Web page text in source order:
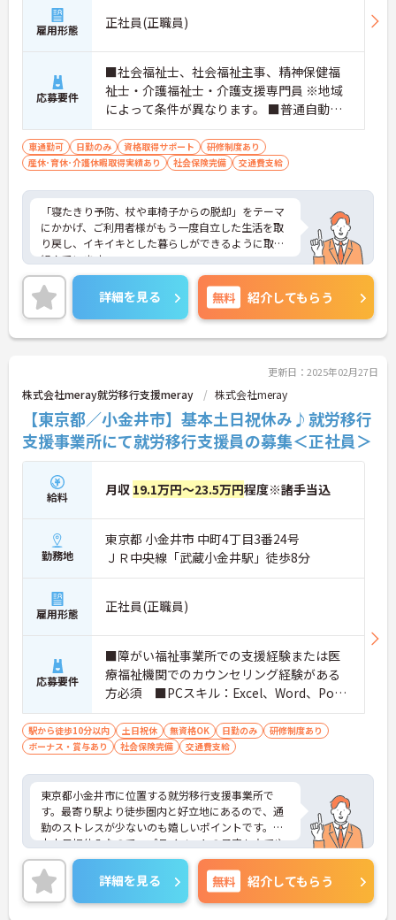
雇用形態 正社員(正職員)
応募要件
■社会福祉士、社会福祉主事、精神保健福
祉士・介護福祉士・介護支援専門員 ※地域
によって条件が異なります。 ■普通自動車
免許（AT限定可） ※未経験可、ブランク可
車通勤可 日勤のみ 資格取得サポート
研修制度あり
産休･育休･介護休暇取得実績あり
社会保険完備 交通費支給
「寝たきり予防、杖や車椅子からの脱却」をテーマ
にかかげ、ご利用者様がもう一度自立した生活を取
り戻し、イキイキとした暮らしができるように取り
組んでいます。
整骨院からスタートした法人で、現在も店舗を増や
し続けている安定感のある母体です。事業拡大傾向
にあるため、頑張り次第ではキャリアアップも見込
めるます。複数の店舗を経営しているノウハウを生
かした研修制度も自身の成長に繋がります。自立支
ご興味のある方はお気軽にお問い合わせ下さいま
せ。
詳細を見る 無料 紹介してもらう
更新日：2025年02月27日
株式会社meray就労移行支援meray 株式会社meray
【東京都／小金井市】基本土日祝休み♪就労移行
支援事業所にて就労移行支援員の募集＜正社員＞
給料 月収 19.1万円～23.5万円程度※諸手当込
勤務地
東京都 小金井市 中町4丁目3番24号
ＪＲ中央線「武蔵小金井駅」徒歩8分
雇用形態 正社員(正職員)
応募要件
■障がい福祉事業所での支援経験または医
療福祉機関でのカウンセリング経験がある
方必須 ■PCスキル：Excel、Word、Powe
rPointの操作が可能な方必須 ■無資格
可 ■あれば尚可：精神保健福祉士／社会
福祉士／心理系の資格／一般企業での就労
駅から徒歩10分以内 土日祝休 無資格OK 日勤のみ
研修制度あり
ボーナス・賞与あり
社会保険完備 交通費支給
東京都小金井市に位置する就労移行支援事業所で
す。最寄り駅より徒歩圏内と好立地にあるので、通
勤のストレスが少ないのも嬉しいポイントです。基
本土日祝休みなので、プライベートの予定も立てや
すい環境です。ご興味をお持ちの方はお気軽にお問
い合わせください。
詳細を見る 無料 紹介してもらう